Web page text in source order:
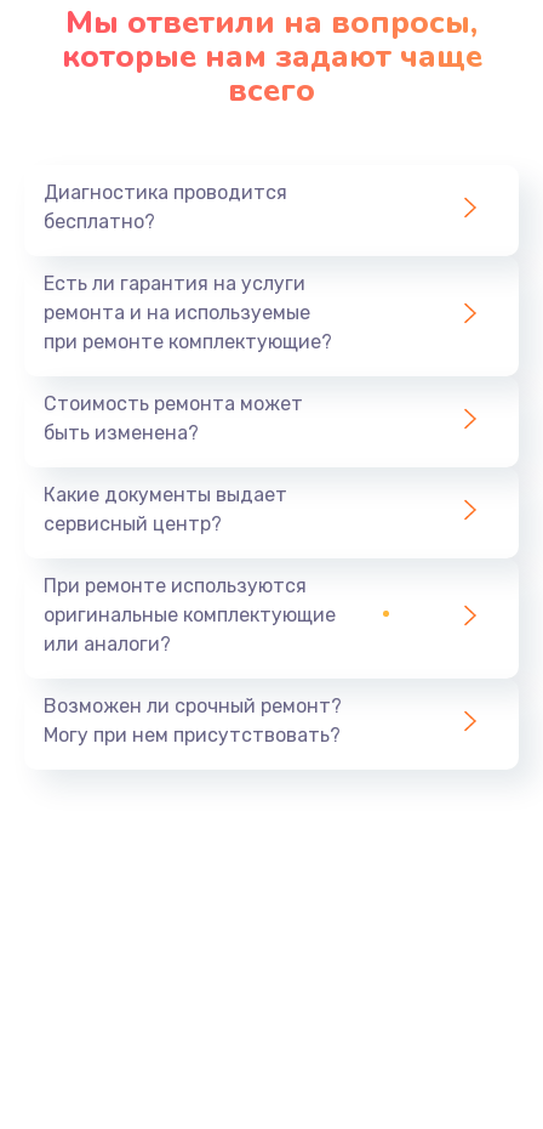
Мы ответили на вопросы,
которые нам задают чаще
всего
Диагностика проводится
бесплатно?
Есть ли гарантия на услуги
ремонта и на используемые
при ремонте комплектующие?
Стоимость ремонта может
быть изменена?
Какие документы выдает
сервисный центр?
При ремонте используются
оригинальные комплектующие
или аналоги?
Возможен ли срочный ремонт?
Могу при нем присутствовать?